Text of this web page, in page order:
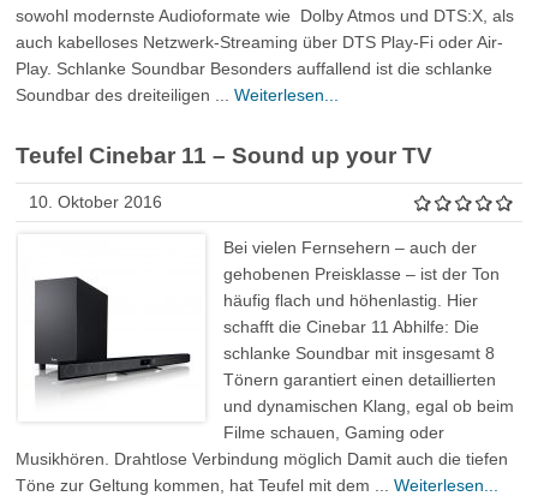
sowohl modernste Audioformate wie Dolby Atmos und DTS:X, als
auch kabelloses Netzwerk-Streaming über DTS Play-Fi oder Air­
Play. Schlanke Soundbar Besonders auffallend ist die schlanke
Soundbar des dreiteiligen ...Weiterlesen...
Teufel Cinebar 11 – Sound up your TV
10. Oktober 2016
Bei vielen Fernsehern – auch der
gehobenen Preisklasse – ist der Ton
häufig flach und höhenlastig. Hier
schafft die Cinebar 11 Abhilfe: Die
schlanke Soundbar mit insgesamt 8
Tönern garantiert einen detaillierten
und dynamischen Klang, egal ob beim
Filme schauen, Gaming oder
Musikhören. Drahtlose Verbindung möglich Damit auch die tiefen
Töne zur Geltung kommen, hat Teufel mit dem ...Weiterlesen...